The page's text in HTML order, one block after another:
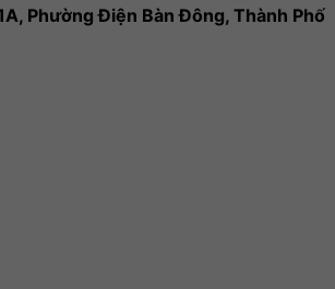
Phường Điện Bàn Đông, Thành Phố